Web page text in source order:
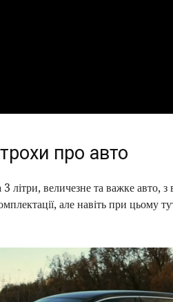
про авто
величезне та важке авто, з
але навіть при цьому